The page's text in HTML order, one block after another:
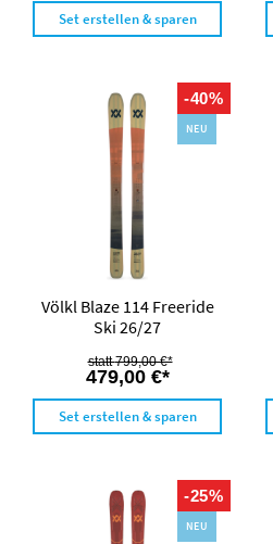
Set erstellen & sparen
-40%
NEU
Völkl Blaze 114 Freeride
Ski 26/27
479,00 €*
799,00 €*
Set erstellen & sparen
-25%
NEU